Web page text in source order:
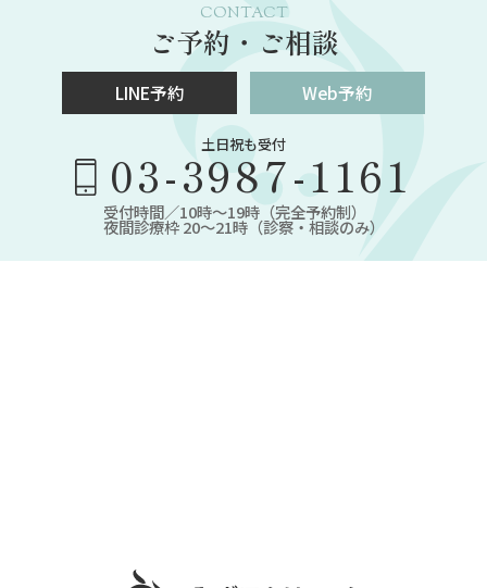
CONTACT
ご予約・ご相談
LINE予約 Web予約
土日祝も受付
03-3987-1161
受付時間／10時～19時（完全予約制）
夜間診療枠 20～21時（診察・相談のみ）